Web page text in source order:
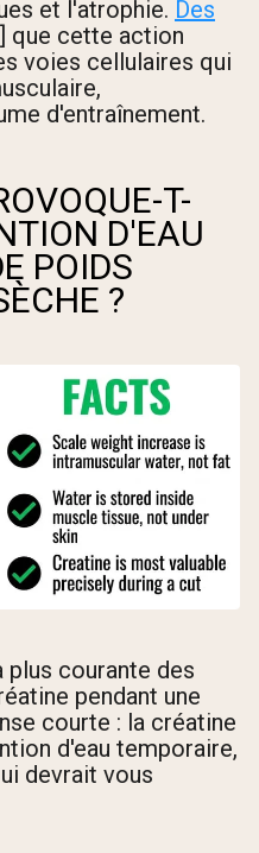
et l'atrophie. Des
que cette action
voies cellulaires qui
d'entraînement.
T-
D'EAU
POIDS
?
courante des
pendant une
courte : la créatine
d'eau temporaire,
devrait vous